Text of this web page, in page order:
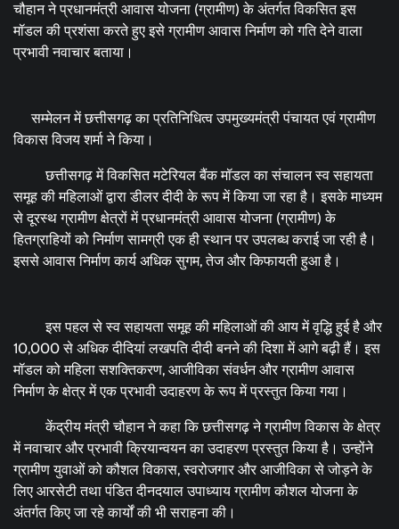
चौहान ने प्रधानमंत्री आवास योजना (ग्रामीण) के अंतर्गत विकसित इस
मॉडल की प्रशंसा करते हुए इसे ग्रामीण आवास निर्माण को गति देने वाला
प्रभावी नवाचार बताया।
सम्मेलन में छत्तीसगढ़ का प्रतिनिधित्व उपमुख्यमंत्री पंचायत एवं ग्रामीण
विकास विजय शर्मा ने किया।
छत्तीसगढ़ में विकसित मटेरियल बैंक मॉडल का संचालन स्व सहायता
समूह की महिलाओं द्वारा डीलर दीदी के रूप में किया जा रहा है। इसके माध्यम
से दूरस्थ ग्रामीण क्षेत्रों में प्रधानमंत्री आवास योजना (ग्रामीण) के
हितग्राहियों को निर्माण सामग्री एक ही स्थान पर उपलब्ध कराई जा रही है।
इससे आवास निर्माण कार्य अधिक सुगम, तेज और किफायती हुआ है।
इस पहल से स्व सहायता समूह की महिलाओं की आय में वृद्धि हुई है और
10,000 से अधिक दीदियां लखपति दीदी बनने की दिशा में आगे बढ़ी हैं। इस
मॉडल को महिला सशक्तिकरण, आजीविका संवर्धन और ग्रामीण आवास
निर्माण के क्षेत्र में एक प्रभावी उदाहरण के रूप में प्रस्तुत किया गया।
केंद्रीय मंत्री चौहान ने कहा कि छत्तीसगढ़ ने ग्रामीण विकास के क्षेत्र
में नवाचार और प्रभावी क्रियान्वयन का उदाहरण प्रस्तुत किया है। उन्होंने
ग्रामीण युवाओं को कौशल विकास, स्वरोजगार और आजीविका से जोड़ने के
लिए आरसेटी तथा पंडित दीनदयाल उपाध्याय ग्रामीण कौशल योजना के
अंतर्गत किए जा रहे कार्यों की भी सराहना की।